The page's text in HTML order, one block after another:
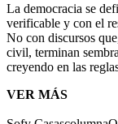
La democracia se
verificable y con el
No con discursos
civil, terminan
creyendo en las
VER MÁS